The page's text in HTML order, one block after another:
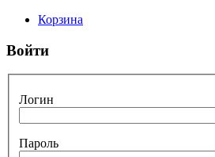
Корзина
Войти
Логин
Пароль